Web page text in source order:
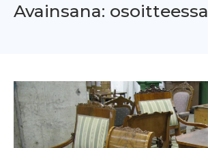
Avainsana: osoitteessa